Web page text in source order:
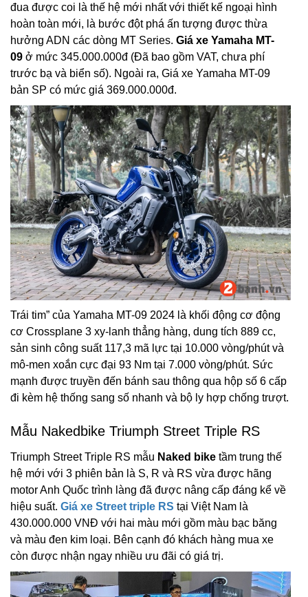
đua được coi là thế hệ mới nhất với thiết kế ngoại hình
hoàn toàn mới, là bước đột phá ấn tượng được thừa
hưởng ADN các dòng MT Series. Giá xe Yamaha MT-
09 ở mức 345.000.000đ (Đã bao gồm VAT, chưa phí
trước bạ và biển số). Ngoài ra, Giá xe Yamaha MT-09
bản SP có mức giá 369.000.000đ.
Trái tim” của Yamaha MT-09 2024 là khối động cơ động
cơ Crossplane 3 xy-lanh thẳng hàng, dung tích 889 cc,
sản sinh công suất 117,3 mã lực tại 10.000 vòng/phút và
mô-men xoắn cực đại 93 Nm tại 7.000 vòng/phút. Sức
mạnh được truyền đến bánh sau thông qua hộp số 6 cấp
đi kèm hệ thống sang số nhanh và bộ ly hợp chống trượt.
Mẫu Nakedbike Triumph Street Triple RS
Triumph Street Triple RS mẫu Naked bike tầm trung thế
hệ mới với 3 phiên bản là S, R và RS vừa được hãng
motor Anh Quốc trình làng đã được nâng cấp đáng kể về
hiệu suất. Giá xe Street triple RS tại Việt Nam là
430.000.000 VNĐ với hai màu mới gồm màu bạc băng
và màu đen kim loại. Bên cạnh đó khách hàng mua xe
còn được nhận ngay nhiều ưu đãi có giá trị.